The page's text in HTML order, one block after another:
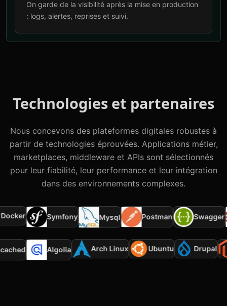
On garde de la visibilité après la mise en production
: logs, alertes, reprises et suivi.
Technologies et partenaires
Nous concevons des plateformes digitales robustes à
partir de technologies éprouvées. Applications métier,
marketplaces, middleware et APIs sont sélectionnés
pour leur fiabilité, leur performance et leur intégration
dans des environnements complexes.
Symfony Mysql Postman Swagger
Algolia Arch Linux Ubuntu Drupal